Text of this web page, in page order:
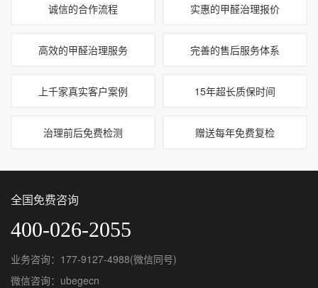
诚信的合作流程 实惠的甲醛治理报价
高效的甲醛治理服务 完善的售后服务体系
上千家真实客户案例 15年超长质保时间
治理前后免费检测 赠送每年免费复检
全国免费咨询
400-026-2055
业务咨询：177-9127-4988(微信同号)
微信咨询：ubegecn